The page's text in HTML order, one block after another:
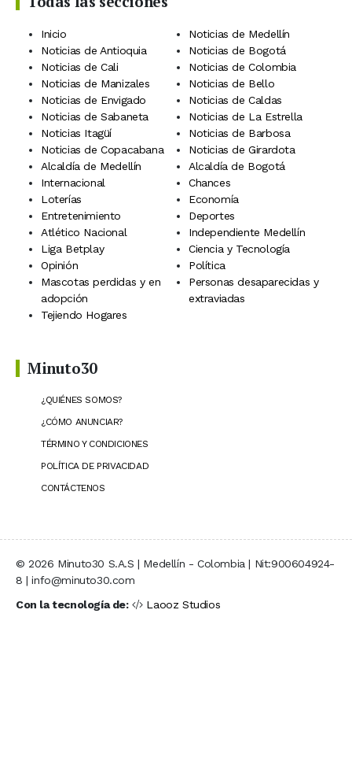
Inicio
Noticias de Medellín
Noticias de Antioquia
Noticias de Bogotá
Noticias de Cali
Noticias de Colombia
Noticias de Manizales
Noticias de Bello
Noticias de Envigado
Noticias de Caldas
Noticias de Sabaneta
Noticias de La Estrella
Noticias Itagüí
Noticias de Barbosa
Noticias de Copacabana
Noticias de Girardota
Alcaldía de Medellín
Alcaldía de Bogotá
Internacional
Chances
Loterías
Economía
Entretenimiento
Deportes
Atlético Nacional
Independiente Medellín
Liga Betplay
Ciencia y Tecnología
Opinión
Política
Mascotas perdidas y en
adopción
Personas desaparecidas y
extraviadas
Tejiendo Hogares
Minuto30
¿QUIÉNES SOMOS?
¿CÓMO ANUNCIAR?
TÉRMINO Y CONDICIONES
POLÍTICA DE PRIVACIDAD
CONTÁCTENOS
© 2026 Minuto30 S.A.S | Medellín - Colombia | Nit:900604924-
8 | info@minuto30.com
Con la tecnología de:
Laooz Studios